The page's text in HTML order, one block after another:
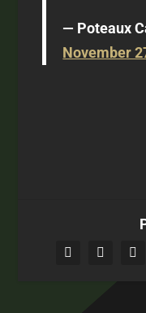
— Poteaux
November